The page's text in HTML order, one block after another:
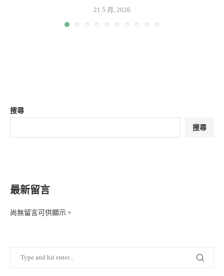
21 5 月, 2026
搜尋
搜尋
最新留言
尚無留言可供顯示。